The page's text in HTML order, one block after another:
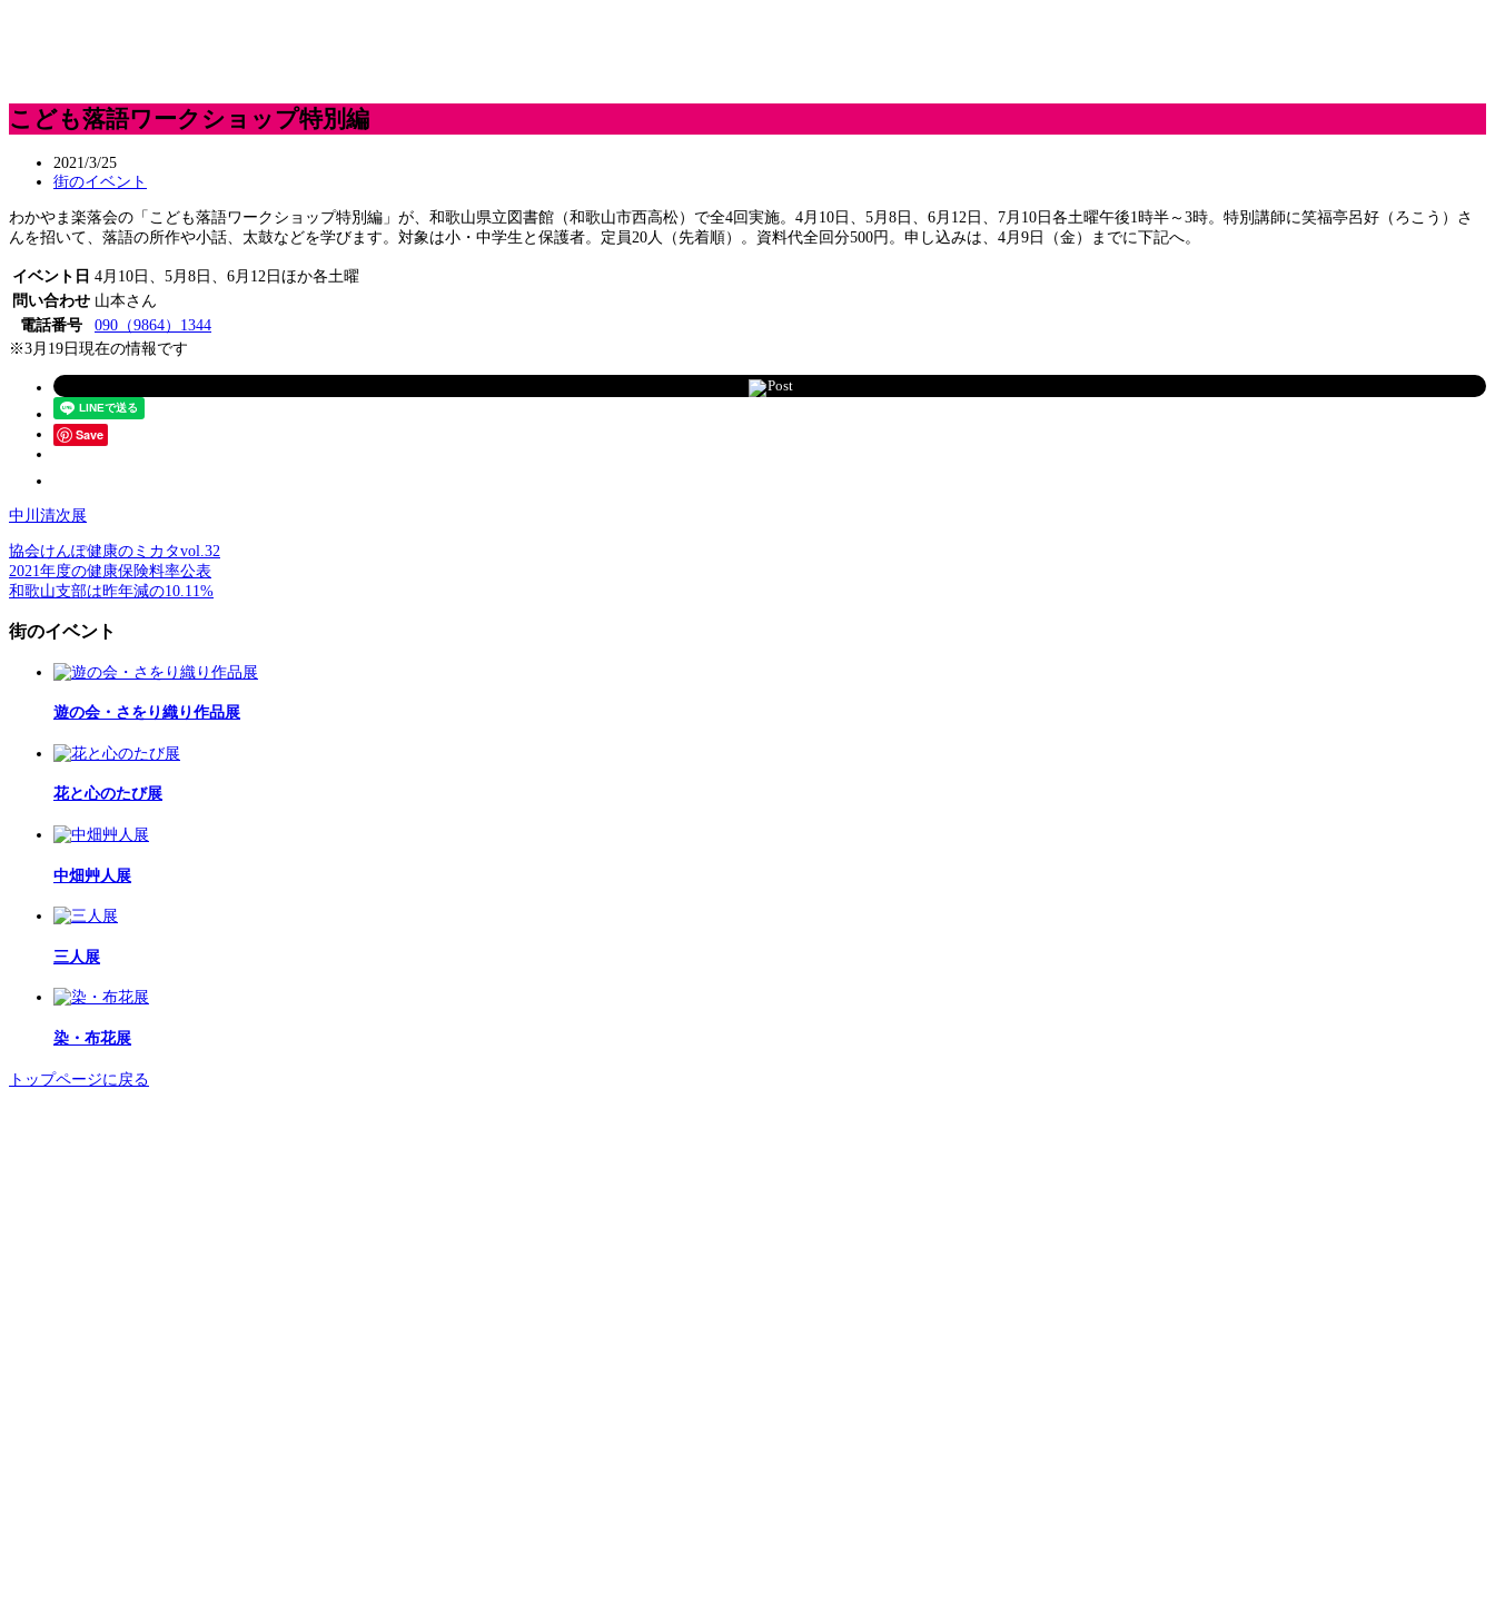
こども落語ワークショップ特別編
2021/3/25
街のイベント
わかやま楽落会の「こども落語ワークショップ特別編」が、和歌山県立図書館（和歌山市西高松）で全4回実施。4月10日、5月8日、6月12日、7月10日各土曜午後1時半～3時。特別講師に笑福亭呂好（ろこう）さ
んを招いて、落語の所作や小話、太鼓などを学びます。対象は小・中学生と保護者。定員20人（先着順）。資料代全回分500円。申し込みは、4月9日（金）までに下記へ。
イベント日 4月10日、5月8日、6月12日ほか各土曜
問い合わせ 山本さん
電話番号
090（9864）1344
※3月19日現在の情報です
Post
Save
中川清次展
協会けんぽ健康のミカタvol.32
2021年度の健康保険料率公表
和歌山支部は昨年減の10.11%
街のイベント
遊の会・さをり織り作品展
花と心のたび展
中畑艸人展
三人展
染・布花展
トップページに戻る